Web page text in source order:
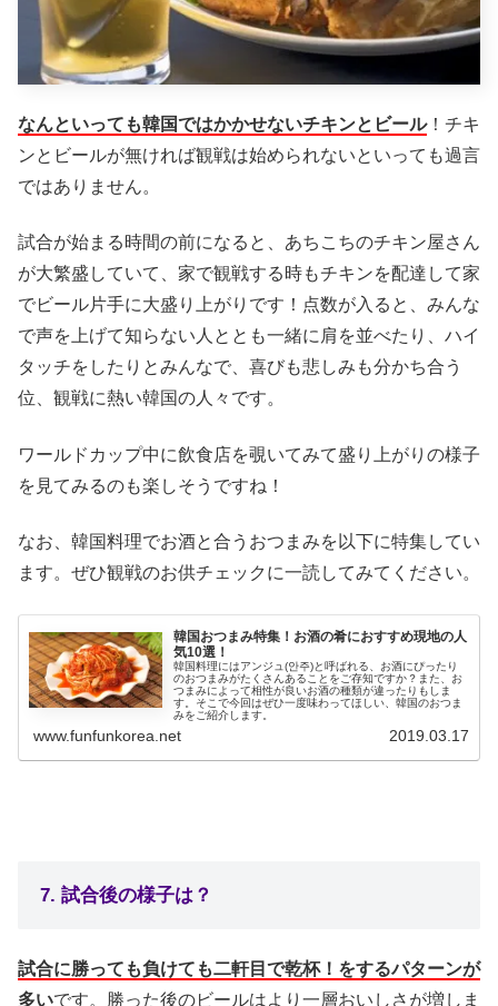
なんといっても韓国ではかかせないチキンとビール！チキ
ンとビールが無ければ観戦は始められないといっても過言
ではありません。
試合が始まる時間の前になると、あちこちのチキン屋さん
が大繁盛していて、家で観戦する時もチキンを配達して家
でビール片手に大盛り上がりです！点数が入ると、みんな
で声を上げて知らない人ととも一緒に肩を並べたり、ハイ
タッチをしたりとみんなで、喜びも悲しみも分かち合う
位、観戦に熱い韓国の人々です。
ワールドカップ中に飲食店を覗いてみて盛り上がりの様子
を見てみるのも楽しそうですね！
なお、韓国料理でお酒と合うおつまみを以下に特集してい
ます。ぜひ観戦のお供チェックに一読してみてください。
韓国おつまみ特集！お酒の肴におすすめ現地の人
気10選！
韓国料理にはアンジュ(안주)と呼ばれる、お酒にぴったり
のおつまみがたくさんあることをご存知ですか？また、お
つまみによって相性が良いお酒の種類が違ったりもしま
す。そこで今回はぜひ一度味わってほしい、韓国のおつま
みをご紹介します。
www.funfunkorea.net 2019.03.17
7. 試合後の様子は？
試合に勝っても負けても二軒目で乾杯！をするパターンが
多いです。勝った後のビールはより一層おいしさが増しま